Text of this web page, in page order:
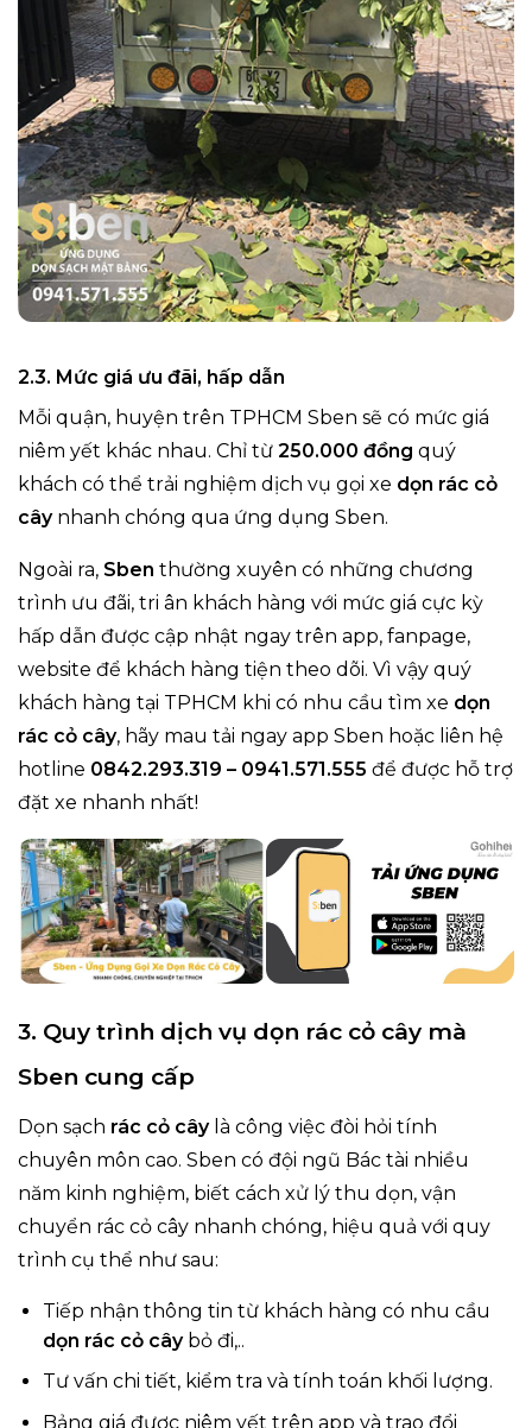
2.3. Mức giá ưu đãi, hấp dẫn
Mỗi quận, huyện trên TPHCM Sben sẽ có mức giá
niêm yết khác nhau. Chỉ từ 250.000 đồng quý
khách có thể trải nghiệm dịch vụ gọi xe dọn rác cỏ
câynhanh chóng qua ứng dụng Sben.
Ngoài ra, Sben thường xuyên có những chương
trình ưu đãi, tri ân khách hàng với mức giá cực kỳ
hấp dẫn được cập nhật ngay trên app, fanpage,
website để khách hàng tiện theo dõi. Vì vậy quý
khách hàng tại TPHCM khi có nhu cầu tìm xe dọn
rác cỏ cây, hãy mau tải ngay app Sben hoặc liên hệ
hotline 0842.293.319 – 0941.571.555 để được hỗ trợ
đặt xe nhanh nhất!
3. Quy trình dịch vụ dọn rác cỏ cây mà
Sben cung cấp
Dọn sạch rác cỏ câylà công việc đòi hỏi tính
chuyên môn cao. Sben có đội ngũ Bác tài nhiều
năm kinh nghiệm, biết cách xử lý thu dọn, vận
chuyển rác cỏ cây nhanh chóng, hiệu quả với quy
trình cụ thể như sau:
Tiếp nhận thông tin từ khách hàng có nhu cầu
dọn rác cỏ câybỏ đi,..
Tư vấn chi tiết, kiểm tra và tính toán khối lượng.
Bảng giá được niêm yết trên app và trao đổi